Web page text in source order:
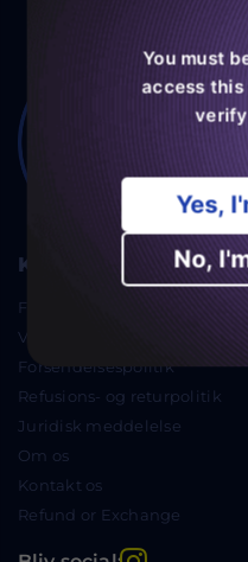
Kunde service
Fortrolighedspolitik
Vilkår for brug
Forsendelsespolitik
Refusions- og returpolitik
Juridisk meddelelse
Om os
Kontakt os
Refund or Exchange
You must
access this
Yes,
No,